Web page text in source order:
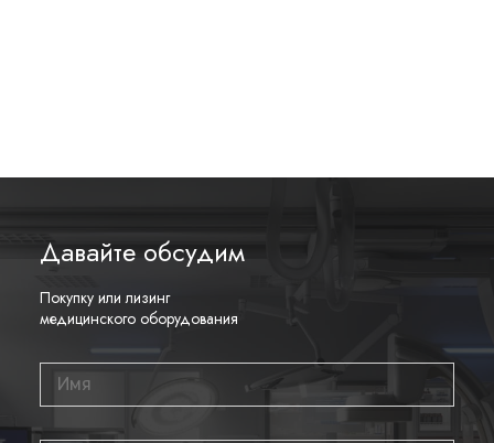
Давайте обсудим
Покупку или лизинг
медицинского оборудования